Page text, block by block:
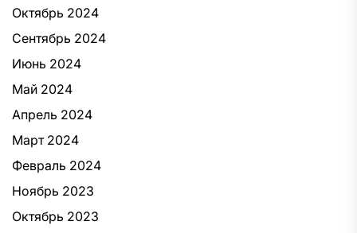
Октябрь 2024
Сентябрь 2024
Июнь 2024
Май 2024
Апрель 2024
Март 2024
Февраль 2024
Ноябрь 2023
Октябрь 2023